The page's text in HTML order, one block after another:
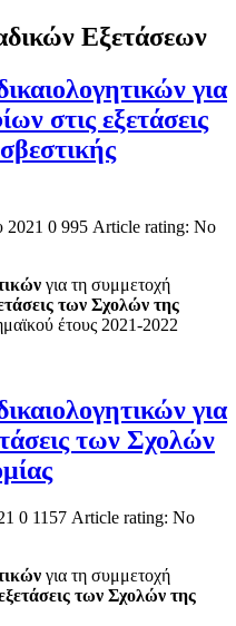
Εξετάσεων
για
στις εξετάσεις
2021 0 995 Article rating: No
για τη συμμετοχή
των Σχολών της
έτους 2021-2022
για
των Σχολών
0 1157 Article rating: No
για τη συμμετοχή
των Σχολών της